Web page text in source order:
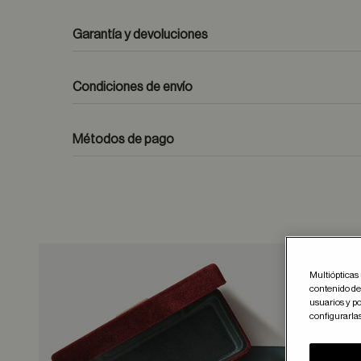
Garantía y devoluciones
Condiciones de envío
Métodos de pago
Multiópticas
contenido
usuarios y